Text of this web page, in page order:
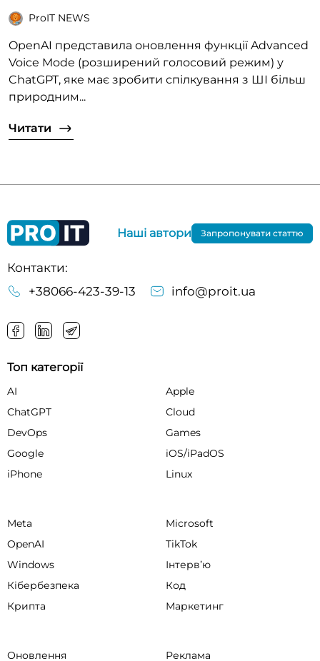
ProIT NEWS
OpenAI представила оновлення функції Advanced
Voice Mode (розширений голосовий режим) у
ChatGPT, яке має зробити спілкування з ШІ більш
природним...
Читати
Контакти:
+38066-423-39-13
info@proit.ua
Наші автори Запропонувати статтю
Топ категорії
AI
Apple
ChatGPT
Cloud
DevOps
Games
Google
iOS/iPadOS
iPhone
Linux
Meta
Microsoft
OpenAI
TikTok
Windows
Інтервʼю
Кібербезпека
Код
Крипта
Маркетинг
Оновлення Реклама